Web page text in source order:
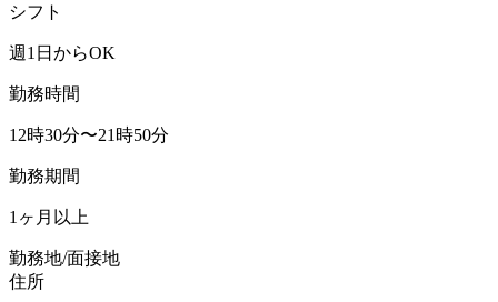
シフト
週1日からOK
勤務時間
12時30分〜21時50分
勤務期間
1ヶ月以上
勤務地/面接地
住所